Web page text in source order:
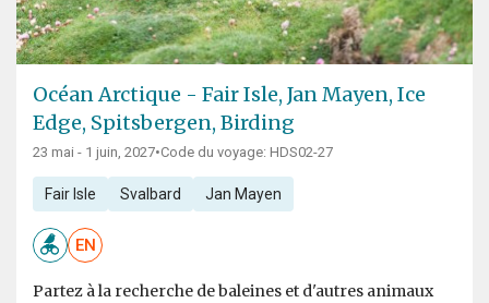
Océan Arctique - Fair Isle, Jan Mayen, Ice
Edge, Spitsbergen, Birding
23 mai - 1 juin, 2027•Code du voyage: HDS02-27
Fair Isle Svalbard Jan Mayen
EN
Partez à la recherche de baleines et d'autres animaux